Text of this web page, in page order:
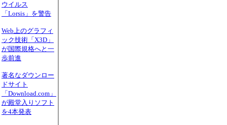
ウイルス
「Lorsis」を警告
Web上のグラフィ
ック技術「X3D」
が国際規格へと一
歩前進
著名なダウンロー
ドサイト
「Download.com」
が殿堂入りソフト
を4本発表